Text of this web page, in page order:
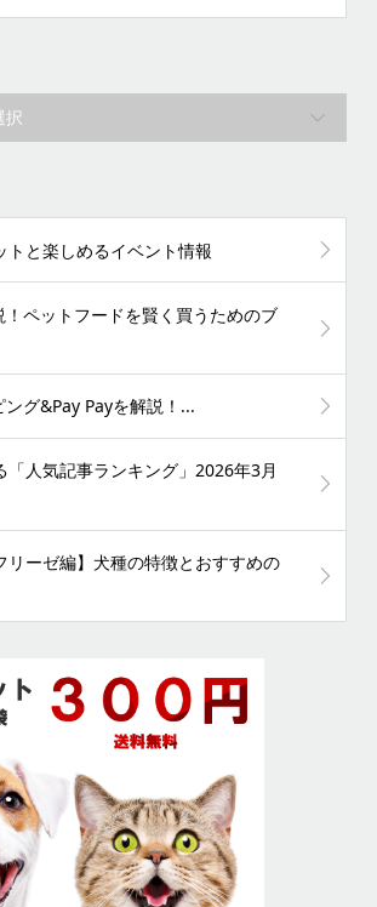
トと楽しめるイベント情報
ペットフードを賢く買うためのブ
グ&Pay Payを解説！...
「人気記事ランキング」2026年3月
リーゼ編】犬種の特徴とおすすめの